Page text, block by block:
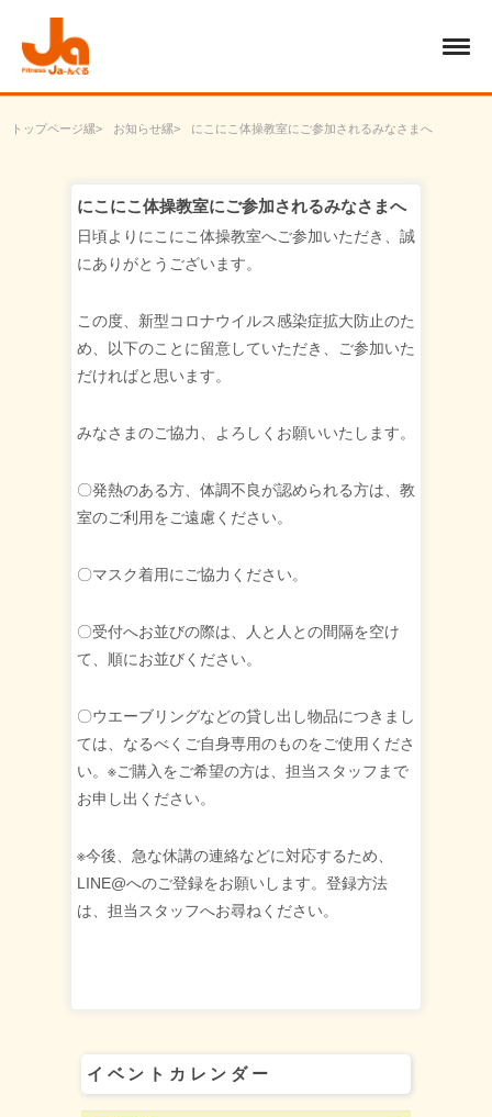
トップページ お知らせ にこにこ体操教室にご参加されるみなさまへ
にこにこ体操教室にご参加されるみなさまへ
日頃よりにこにこ体操教室へご参加いただき、誠
にありがとうございます。
この度、新型コロナウイルス感染症拡大防止のた
め、以下のことに留意していただき、ご参加いた
だければと思います。
みなさまのご協力、よろしくお願いいたします。
〇発熱のある方、体調不良が認められる方は、教
室のご利用をご遠慮ください。
〇マスク着用にご協力ください。
〇受付へお並びの際は、人と人との間隔を空け
て、順にお並びください。
〇ウエーブリングなどの貸し出し物品につきまし
ては、なるべくご自身専用のものをご使用くださ
い。※ご購入をご希望の方は、担当スタッフまで
お申し出ください。
※今後、急な休講の連絡などに対応するため、
LINE@へのご登録をお願いします。登録方法
は、担当スタッフへお尋ねください。
イベントカレンダー